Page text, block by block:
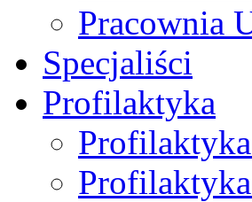
Pracownia
Specjaliści
Profilaktyka